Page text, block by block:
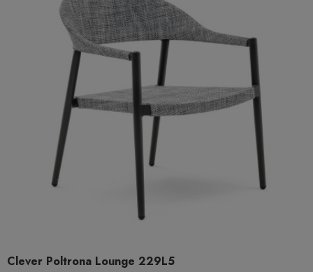
Clever Poltrona Lounge 229L5